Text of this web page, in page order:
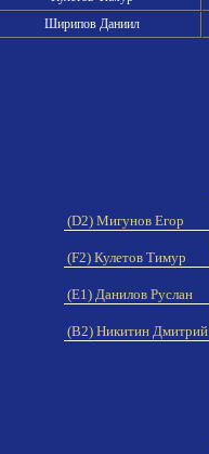
Ширипов Даниил
(D2) Мигунов Егор
(F2) Кулетов Тимур
(E1) Данилов Руслан
(B2) Никитин Дмитрий